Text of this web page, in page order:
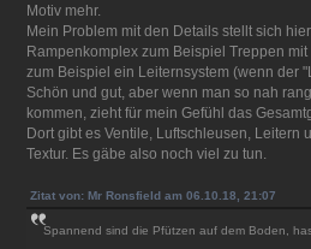
Motiv mehr.
Mein Problem mit den Details stellt sich
Rampenkomplex zum Beispiel Treppen
zum Beispiel ein Leiternsystem (wenn der
Schön und gut, aber wenn man so nah
kommen, zieht für mein Gefühl das
Dort gibt es Ventile, Luftschleusen, Leitern
Textur. Es gäbe also noch viel zu tun.
Zitat von: Mr Ronsfield am 06.10.18, 21:07
Spannend sind die Pfützen auf dem Boden,